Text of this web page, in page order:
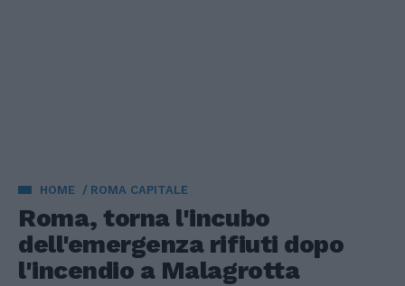
HOME ROMA CAPITALE
Roma, torna l'incubo
dell'emergenza rifiuti dopo
l'incendio a Malagrotta